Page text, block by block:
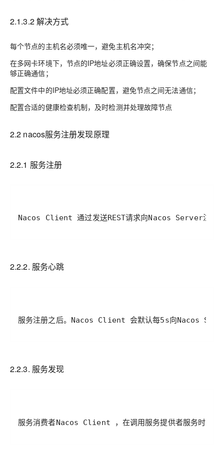
2.1.3.2 解决方式
每个节点的主机名必须唯一，避免主机名冲突；
在多网卡环境下，节点的IP地址必须正确设置，确保节点之间能
够正确通信；
配置文件中的IP地址必须正确配置，避免节点之间无法通信；
配置合适的健康检查机制，及时检测并处理故障节点
2.2 nacos服务注册发现原理
2.2.1 服务注册
2.2.2. 服务心跳
2.2.3. 服务发现